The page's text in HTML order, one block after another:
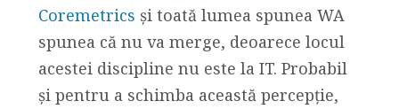
Coremetrics și toată lumea spunea WA
spunea că nu va merge, deoarece locul
acestei discipline nu este la IT. Probabil
și pentru a schimba această percepție,